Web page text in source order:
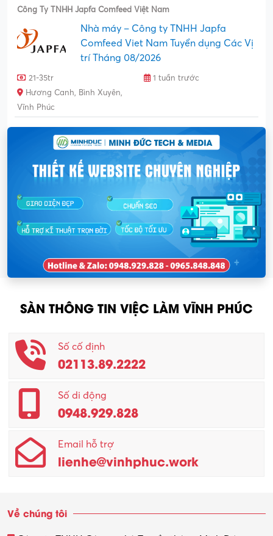
Công Ty TNHH Japfa Comfeed Việt Nam
Nhà máy – Công ty TNHH Japfa
Comfeed Viet Nam Tuyển dụng Các Vị
trí Tháng 08/2026
21-35tr
1 tuần trước
Hương Canh, Bình Xuyên,
Vĩnh Phúc
SÀN THÔNG TIN VIỆC LÀM VĨNH PHÚC
Số cố định
02113.89.2222
Số di động
0948.929.828
Email hỗ trợ
lienhe@vinhphuc.work
Về chúng tôi